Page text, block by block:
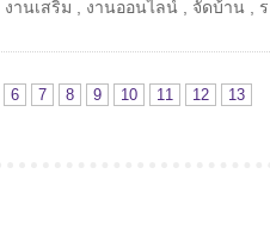
งานเสริม งานออนไลน์ จัดบ้าน
6 7 8 9 10 11 12 13